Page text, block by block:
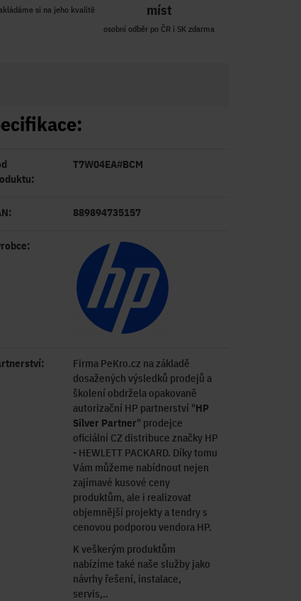
si na jeho kvalitě
míst
osobní odběr po ČR i SK zdarma
T7W04EA#BCM
889894735157
Firma PeKro.cz na základě
dosažených výsledků prodejů a
školení obdržela opakovaně
autorizační HP partnerství "HP
Silver Partner" prodejce
oficiální CZ distribuce značky HP
- HEWLETT PACKARD. Díky tomu
Vám můžeme nabídnout nejen
zajímavé kusové ceny
produktům, ale i realizovat
objemnější projekty a tendry s
cenovou podporou vendora HP.
K veškerým produktům
nabízíme také naše služby jako
návrhy řešení, instalace,
servis,..